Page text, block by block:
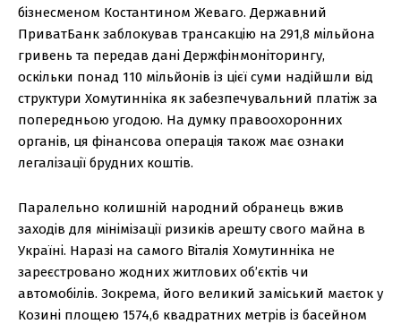
бізнесменом Костантином Жеваго. Державний
ПриватБанк заблокував трансакцію на 291,8 мільйона
гривень та передав дані Держфінмоніторингу,
оскільки понад 110 мільйонів із цієї суми надійшли від
структури Хомутинніка як забезпечувальний платіж за
попередньою угодою. На думку правоохоронних
органів, ця фінансова операція також має ознаки
легалізації брудних коштів.
Паралельно колишній народний обранець вжив
заходів для мінімізації ризиків арешту свого майна в
Україні. Наразі на самого Віталія Хомутинніка не
зареєстровано жодних житлових об’єктів чи
автомобілів. Зокрема, його великий заміський маєток у
Козині площею 1574,6 квадратних метрів із басейном